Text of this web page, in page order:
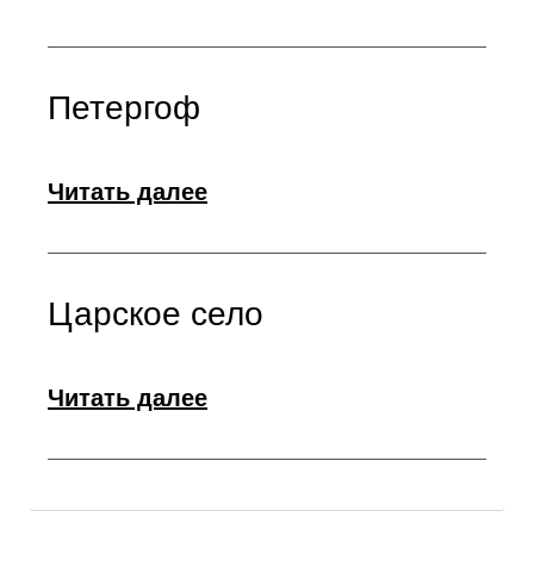
Петергоф
Читать далее
Царское село
Читать далее